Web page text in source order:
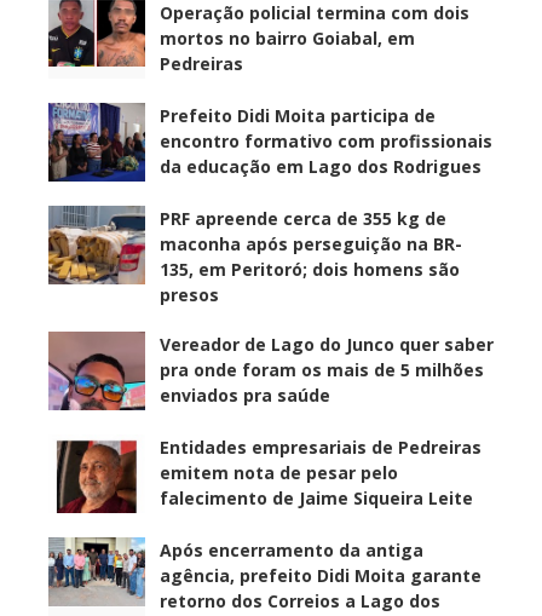
Operação policial termina com dois
mortos no bairro Goiabal, em
Pedreiras
Prefeito Didi Moita participa de
encontro formativo com profissionais
da educação em Lago dos Rodrigues
PRF apreende cerca de 355 kg de
maconha após perseguição na BR-
135, em Peritoró; dois homens são
presos
Vereador de Lago do Junco quer saber
pra onde foram os mais de 5 milhões
enviados pra saúde
Entidades empresariais de Pedreiras
emitem nota de pesar pelo
falecimento de Jaime Siqueira Leite
Após encerramento da antiga
agência, prefeito Didi Moita garante
retorno dos Correios a Lago dos